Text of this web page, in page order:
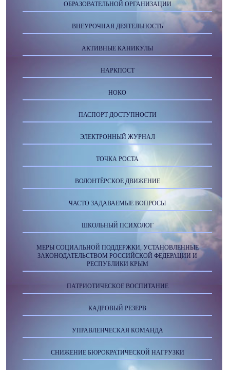
ОБРАЗОВАТЕЛЬНОЙ ОРГАНИЗАЦИИ
ВНЕУРОЧНАЯ ДЕЯТЕЛЬНОСТЬ
АКТИВНЫЕ КАНИКУЛЫ
НАРКПОСТ
НОКО
ПАСПОРТ ДОСТУПНОСТИ
ЭЛЕКТРОННЫЙ ЖУРНАЛ
ТОЧКА РОСТА
ВОЛОНТЁРСКОЕ ДВИЖЕНИЕ
ЧАСТО ЗАДАВАЕМЫЕ ВОПРОСЫ
ШКОЛЬНЫЙ ПСИХОЛОГ
МЕРЫ СОЦИАЛЬНОЙ ПОДДЕРЖКИ, УСТАНОВЛЕННЫЕ
ЗАКОНОДАТЕЛЬСТВОМ РОССИЙСКОЙ ФЕДЕРАЦИИ И
РЕСПУБЛИКИ КРЫМ
ПАТРИОТИЧЕСКОЕ ВОСПИТАНИЕ
КАДРОВЫЙ РЕЗЕРВ
УПРАВЛЕНЧЕСКАЯ КОМАНДА
СНИЖЕНИЕ БЮРОКРАТИЧЕСКОЙ НАГРУЗКИ